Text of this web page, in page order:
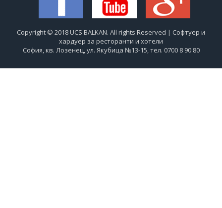
Copyright © 2018 UCS BALKAN. All rights Reserved | Софтуер и
хардуер за ресторанти и хотели
София, кв. Лозенец, ул. Якубица №13-15, тел. 0700 8 90 80